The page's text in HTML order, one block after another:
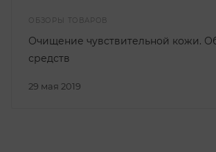
ОБЗОРЫ ТОВАРОВ
29 мая 2019
Очищение чувствительной кожи.
средств